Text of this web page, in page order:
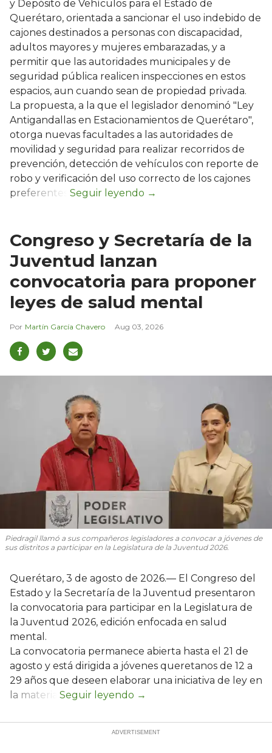
y Depósito de Vehículos para el Estado de
Querétaro, orientada a sancionar el uso indebido de
cajones destinados a personas con discapacidad,
adultos mayores y mujeres embarazadas, y a
permitir que las autoridades municipales y de
seguridad pública realicen inspecciones en estos
espacios, aun cuando sean de propiedad privada.
La propuesta, a la que el legislador denominó "Ley
Antigandallas en Estacionamientos de Querétaro",
otorga nuevas facultades a las autoridades de
movilidad y seguridad para realizar recorridos de
prevención, detección de vehículos con reporte de
robo y verificación del uso correcto de los cajones
preferentes.
Congreso y Secretaría de la
Juventud lanzan
convocatoria para proponer
leyes de salud mental
Martín García Chavero Aug 03, 2026
Piedragil llamó a sus compañeros legisladores a convocar a jóvenes de
sus distritos a participar en la Legislatura de la Juventud 2026.
Querétaro, 3 de agosto de 2026.— El Congreso del
Estado y la Secretaría de la Juventud presentaron
la convocatoria para participar en la Legislatura de
la Juventud 2026, edición enfocada en salud
mental.
La convocatoria permanece abierta hasta el 21 de
agosto y está dirigida a jóvenes queretanos de 12 a
29 años que deseen elaborar una iniciativa de ley en
la materia.